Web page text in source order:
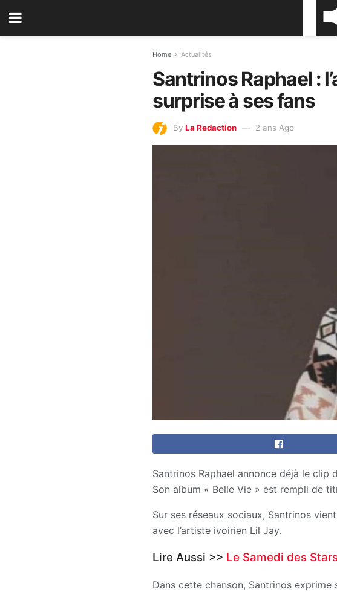
Home Actualités
Santrinos Raphael :
surprise à ses fans
By La Redaction 2 ans Ago
Santrinos Raphael annonce déjà le clip
Son album « Belle Vie » est rempli de
Sur ses réseaux sociaux, Santrinos
avec l’artiste ivoirien Lil Jay.
Lire Aussi >> Le Samedi des
Dans cette chanson, Santrinos exprime